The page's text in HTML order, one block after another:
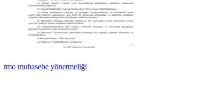
tmo muhasebe yönetmeliği